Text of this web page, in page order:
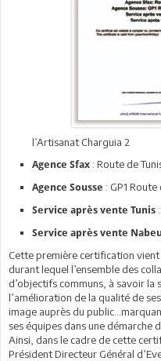
l’Artisanat Charguia 2
Agence Sfax : Route de
Agence Sousse : GP1
Service après vente Tunis
Service après vente
Cette première certification
durant lequel l’ensemble des
d’objectifs communs, à savoir la
l’amélioration de la qualité de
image auprès du
ses équipes dans une démarche
Ainsi, dans le cadre de cette
Président Directeur Général